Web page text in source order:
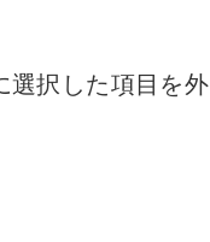
選択した項目を外